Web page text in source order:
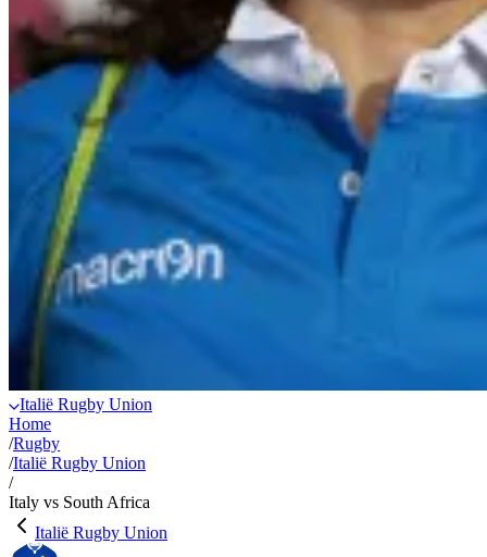
Italië Rugby Union
Home
/Rugby
/Italië Rugby Union
/
Italy vs South Africa
Italië Rugby Union